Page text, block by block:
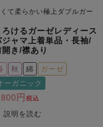
て柔らかい極上ダブルガー
ろけるガーゼレディース
ジャマ上着単品・長袖/
開き/襟あり
秋 綿
ガーゼ
ーガニック
税込